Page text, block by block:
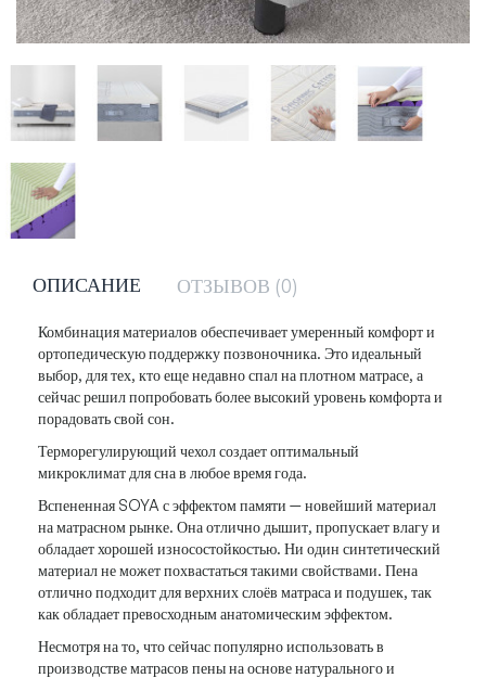
ОПИСАНИЕ ОТЗЫВОВ (0)
Комбинация материалов обеспечивает умеренный комфорт и
ортопедическую поддержку позвоночника. Это идеальный
выбор, для тех, кто еще недавно спал на плотном матрасе, а
сейчас решил попробовать более высокий уровень комфорта и
порадовать свой сон.
Терморегулирующий чехол создает оптимальный
микроклимат для сна в любое время года.
Вспененная SOYA с эффектом памяти — новейший материал
на матрасном рынке. Она отлично дышит, пропускает влагу и
обладает хорошей износостойкостью. Ни один синтетический
материал не может похвастаться такими свойствами. Пена
отлично подходит для верхних слоёв матраса и подушек, так
как обладает превосходным анатомическим эффектом.
Несмотря на то, что сейчас популярно использовать в
производстве матрасов пены на основе натурального и